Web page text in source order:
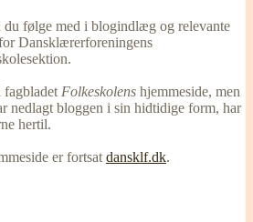
du følge med i blogindlæg og relevante
Dansklærerforeningens
fagbladet Folkeskolens hjemmeside, men
nedlagt bloggen i sin hidtidige form, har
hertil.
er fortsat dansklf.dk.